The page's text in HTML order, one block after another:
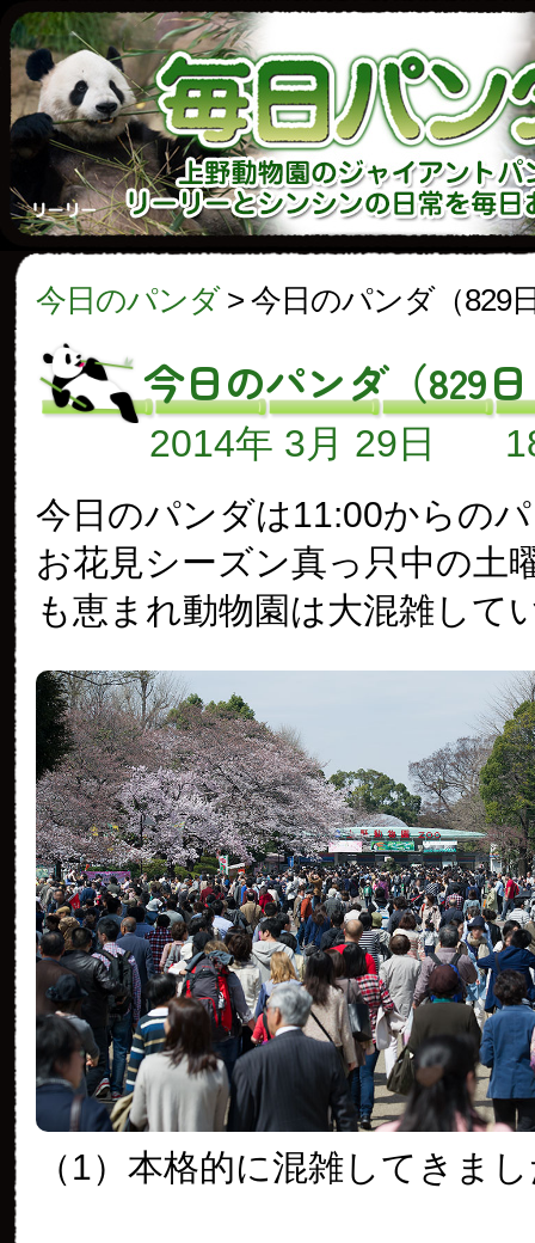
今日のパンダ> 今日のパンダ（829
今日のパンダ（829
2014年 3月 29日
今日のパンダは11:00からの
お花見シーズン真っ只中の土
も恵まれ動物園は大混雑して
（1）本格的に混雑してきま